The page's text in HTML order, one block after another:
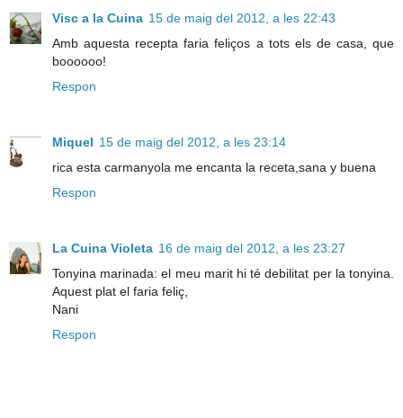
Visc a la Cuina 15 de maig del 2012, a les 22:43
Amb aquesta recepta faria feliços a tots els de casa, que
boooooo!
Respon
Miquel 15 de maig del 2012, a les 23:14
rica esta carmanyola me encanta la receta,sana y buena
Respon
La Cuina Violeta 16 de maig del 2012, a les 23:27
Tonyina marinada: el meu marit hi té debilitat per la tonyina.
Aquest plat el faria feliç,
Nani
Respon